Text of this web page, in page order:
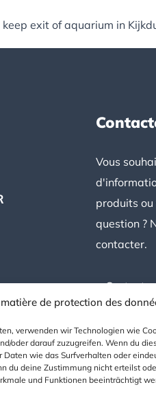
de protection des
verwenden wir Technologien wie
oder darauf zuzugreifen. Wenn du
wie das Surfverhalten oder
du deine Zustimmung nicht erteilst
und Funktionen beeinträchtigt
exit of aquarium in
Vous
produits ou
question ?
contacter.
>